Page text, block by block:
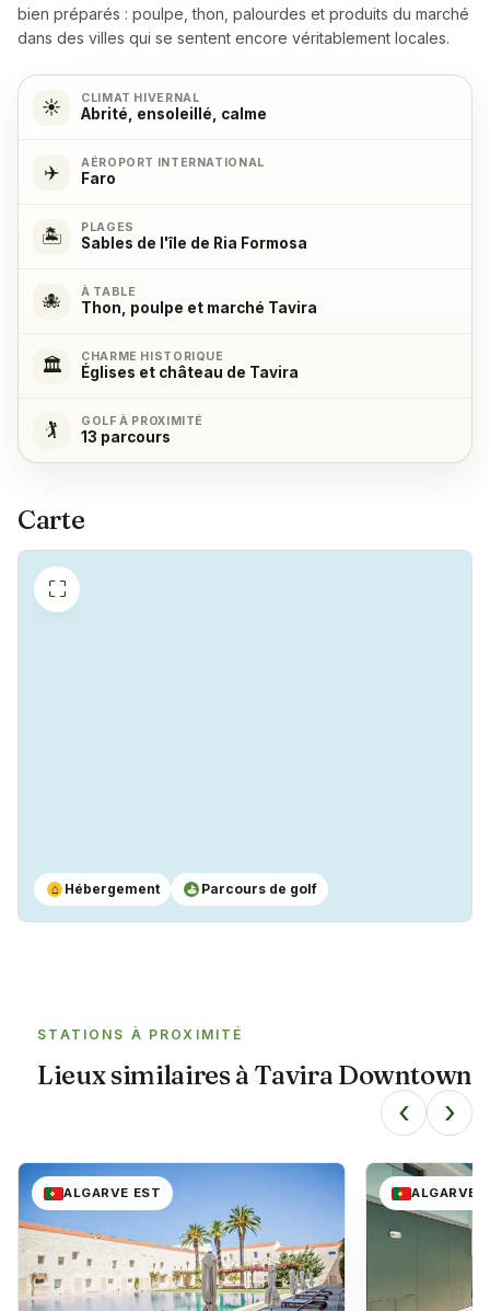
✓ Micro-ondes
✓
Cuisinière
✓ Four
Yes
✓ Réfrigérateur
Congélateur
bien préparés : poulpe, thon, palourdes et produits du marché
dans des villes qui se sentent encore véritablement locales.
☀️ CLIMAT HIVERNAL
Abrité, ensoleillé, calme
✈️ AÉROPORT INTERNATIONAL
Faro
🏝️ PLAGES
Sables de l'île de Ria Formosa
🐙 À TABLE
Thon, poulpe et marché Tavira
🏛️ CHARME HISTORIQUE
Églises et château de Tavira
🏌️ GOLF À PROXIMITÉ
13 parcours
Carte
⛶
⌂ Hébergement ⛳ Parcours de golf
STATIONS À PROXIMITÉ
Lieux similaires à Tavira Downtown
‹ ›
ALGARVE EST ALGARVE